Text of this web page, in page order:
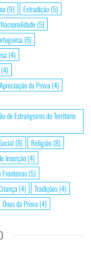
(9) Extradição(5)
Nacionalidade(5)
(6)
(4)
(4)
da Prova (4)
de Estrangeiros do Território
(8) Religião(8)
Inserção(4)
Fronteiras(5)
(4) Tradições(4)
Ónus da Prova (4)